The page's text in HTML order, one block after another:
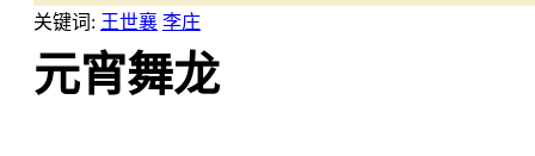
关键词: 王世襄 李庄
元宵舞龙